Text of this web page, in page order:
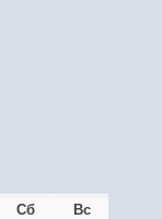
Сб
Вс